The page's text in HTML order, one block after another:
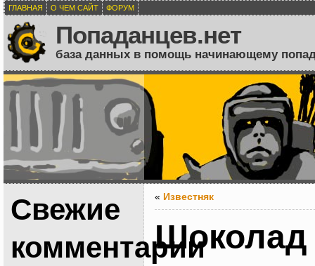
ГЛАВНАЯ О ЧЕМ САЙТ ФОРУМ
Попаданцев.нет
база данных в помощь начинающему
Свежие
комментарии
« Известняк
Шоколад